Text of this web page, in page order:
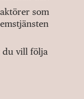
som
du vill följa